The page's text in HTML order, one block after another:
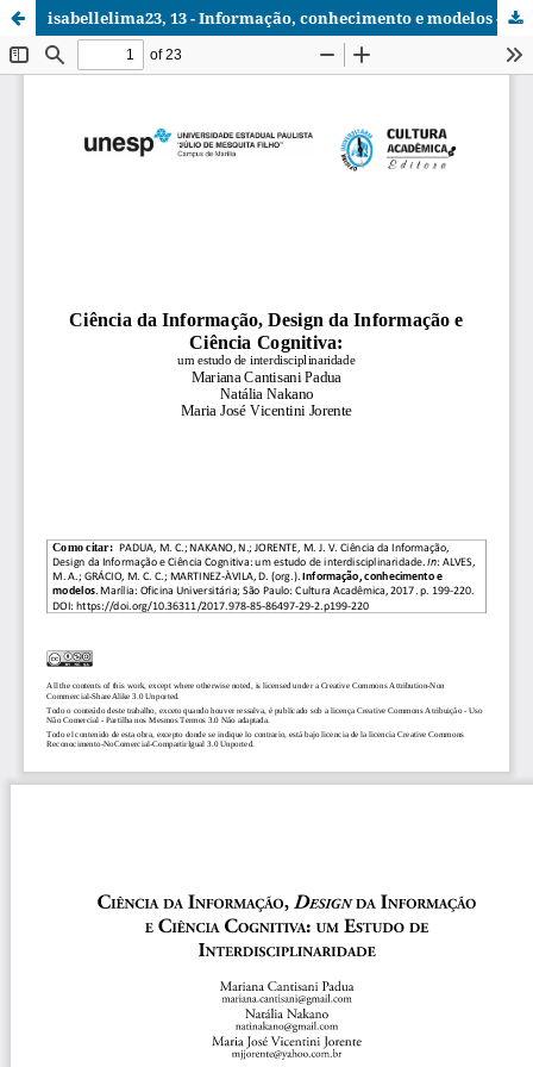
isabellelima23, 13 - Informação, conhecimento e modelos - Cap10.pdf